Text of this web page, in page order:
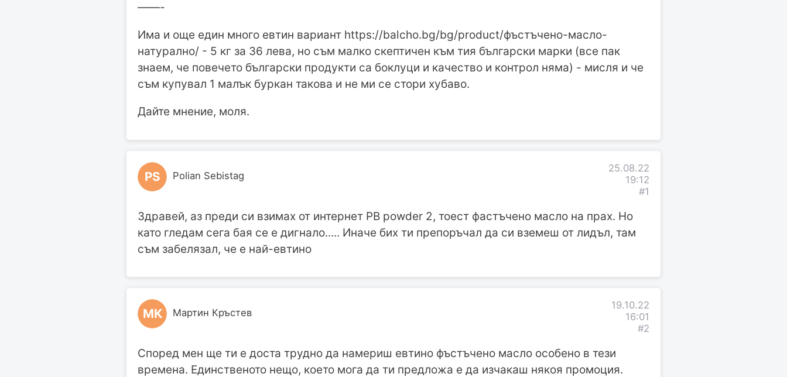
——-
Има и още един много евтин вариант https://balcho.bg/bg/product/фъстъчено-масло-
натурално/ - 5 кг за 36 лева, но съм малко скептичен към тия български марки (все пак
знаем, че повечето български продукти са боклуци и качество и контрол няма) - мисля и че
съм купувал 1 малък буркан такова и не ми се стори хубаво.
Дайте мнение, моля.
PS Polian Sebistag
25.08.22
19:12
#1
Здравей, аз преди си взимах от интернет PB powder 2, тоест фастъчено масло на прах. Но
като гледам сега бая се е дигнало..... Иначе бих ти препоръчал да си вземеш от лидъл, там
съм забелязал, че е най-евтино
МК Мартин Кръстев
19.10.22
16:01
#2
Според мен ще ти е доста трудно да намериш евтино фъстъчено масло особено в тези
времена. Единственото нещо, което мога да ти предложа е да изчакаш някоя промоция.